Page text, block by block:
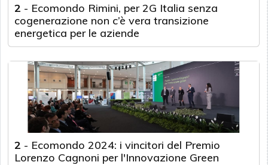
2 - Ecomondo Rimini, per 2G Italia senza
cogenerazione non c’è vera transizione
energetica per le aziende
2 - Ecomondo 2024: i vincitori del Premio
Lorenzo Cagnoni per l'Innovazione Green